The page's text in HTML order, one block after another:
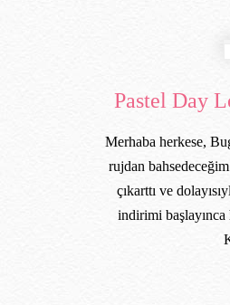
Pastel Day
Merhaba herkese,
rujdan
çıkarttı ve
indirimi